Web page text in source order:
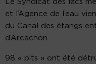
Le Syndicat des lacs
et l’Agence de l’eau
du Canal des étangs
d’Arcachon.
98 « pits » ont été